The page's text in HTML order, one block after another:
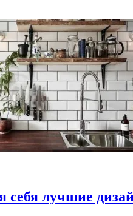
себя лучшие